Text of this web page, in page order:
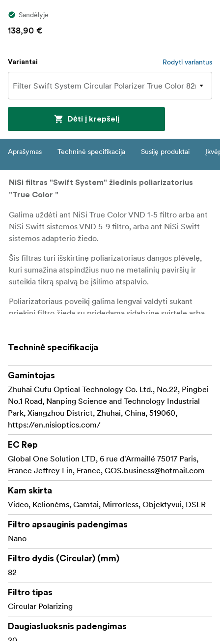
Sandėlyje
138,90 €
Variantai Rodyti variantus
Dėti į krepšelį
Aprašymas Techninė specifikacija Susiję produktai
NiSi filtras "Swift System" žiedinis poliarizatorius
"True Color "
Galima uždėti ant NiSi True Color VND 1-5 filtro arba ant
NiSi Swift sistemos VND 5-9 filtro, arba ant NiSi Swift
sistemos adapterio žiedo.
Šis filtras turi išskirtinę poliarizatoriaus dangos plėvelę,
kuri sumažina atspindžius nuo ne metalinių paviršių ir
suteikia tikrą spalvą be įšilimo atspalvio.
Poliarizatoriaus poveikį galima lengvai valdyti sukant
priekinį filtro žiedą su pridedama sidabrine svirtele arba
Ši funkcija ne tik panaikina nepageidaujamus atspindžius,
pusėse, atsparumą įbrėžimams ir papildomą atsparumą
alyvai.
Tai leidžia lengvai ir efektyviai valyti dulkes, pirštų
atspaudus ir vandens dėmes.
Kiekvienas filtras apdorojamas preciziškai kontroliuojant.
Naudojant dvipusio lygiagretinimo technologiją,
gaunamas itin ryškus vaizdas.
"NiSi True Color CPL" naudoja"Cine Sealed"
technologiją
svyravimų įtaką ir apsaugo nuo kondensato.
Nano danga, atspari vandeniui ir antirefleksinė danga.
Galimi 67, 72, 77, 82 ir 95 mm dydžiai
Išskirtinės savybės:
Suteikia tikrą spalvą be šildančio atspalvio
Sukurtas naudoti su "NiSi Swift" sistema, kurioje
galite lengvai naudoti kelis filtrus vienu metu
Techninė specifikacija
Gamintojas
Zhuhai Cufu Optical Technology Co. Ltd., No.22, Pingbei
No.1 Road, Nanping Science and Technology Industrial
Park, Xiangzhou District, Zhuhai, China, 519060,
https://en.nisioptics.com/
EC Rep
Global One Solution LTD, 6 rue d'Armaillé 75017 Paris,
France Jeffrey Lin, France, GOS.business@hotmail.com
Kam skirta
Video, Kelionėms, Gamtai, Mirrorless, Objektyvui, DSLR
Filtro apsauginis padengimas
Nano
Filtro dydis (Circular) (mm)
82
Filtro tipas
Circular Polarizing
Daugiasluoksnis padengimas